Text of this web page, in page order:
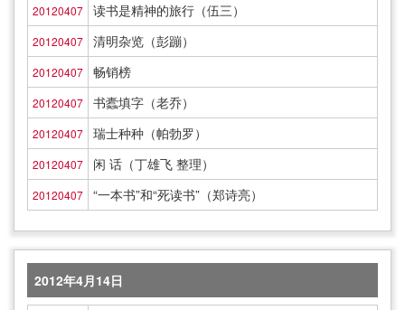
20120407 读书是精神的旅行（伍三）
20120407 清明杂览（彭蹦）
20120407 畅销榜
20120407 书蠹填字（老乔）
20120407 瑞士种种（帕勃罗）
20120407 闲 话（丁雄飞 整理）
20120407 “一本书”和“死读书”（郑诗亮）
2012年4月14日